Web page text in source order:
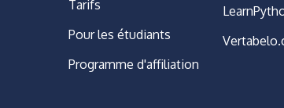
Tarifs
Pour les étudiants
Programme d'affiliation